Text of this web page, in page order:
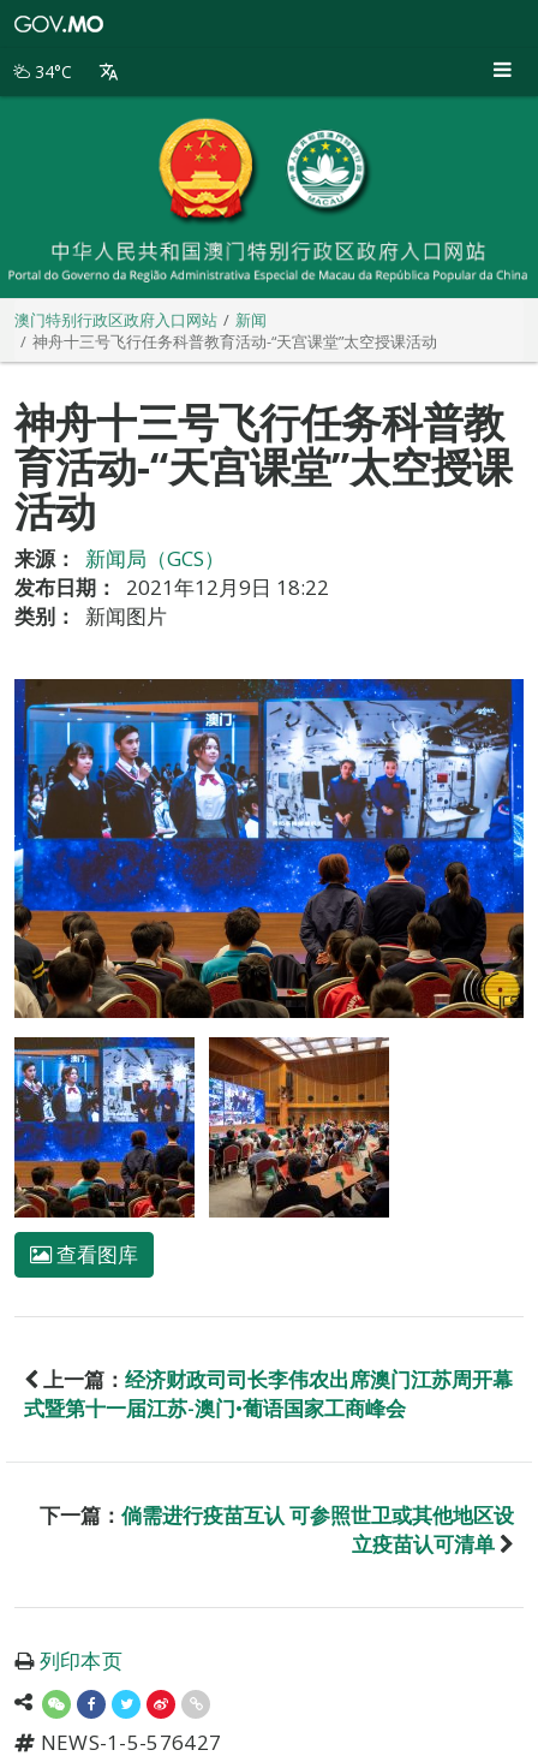
别
34°C
澳门特别行政区政府入口网站
新闻
神舟十三号飞行任务科普教育活动-“天宫课堂”太空授课活动
神舟十三号飞行任务科普教
育活动-“天宫课堂”太空授课
活动
来源：
新闻局（GCS）
发布日期：
2021年12月9日 18:22
类别：
新闻图片
查看图库
上一篇： 经济财政司司长李伟农出席澳门江苏周开幕
式暨第十一届江苏-澳门•葡语国家工商峰会
下一篇： 倘需进行疫苗互认 可参照世卫或其他地区设
立疫苗认可清单
列印本页
NEWS-1-5-576427